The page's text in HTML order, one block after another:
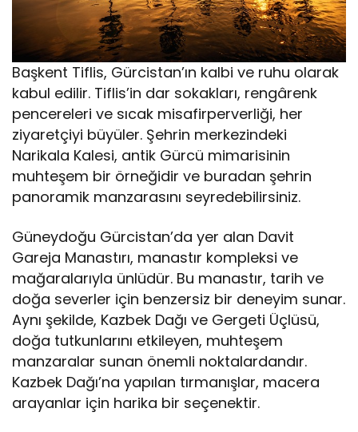
Başkent Tiflis, Gürcistan’ın kalbi ve ruhu olarak
kabul edilir. Tiflis’in dar sokakları, rengârenk
pencereleri ve sıcak misafirperverliği, her
ziyaretçiyi büyüler. Şehrin merkezindeki
Narikala Kalesi, antik Gürcü mimarisinin
muhteşem bir örneğidir ve buradan şehrin
panoramik manzarasını seyredebilirsiniz.
Güneydoğu Gürcistan’da yer alan Davit
Gareja Manastırı, manastır kompleksi ve
mağaralarıyla ünlüdür. Bu manastır, tarih ve
doğa severler için benzersiz bir deneyim sunar.
Aynı şekilde, Kazbek Dağı ve Gergeti Üçlüsü,
doğa tutkunlarını etkileyen, muhteşem
manzaralar sunan önemli noktalardandır.
Kazbek Dağı’na yapılan tırmanışlar, macera
arayanlar için harika bir seçenektir.